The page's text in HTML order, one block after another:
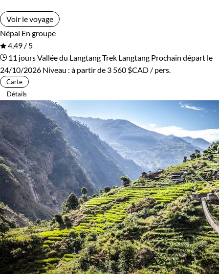
Voir le voyage
Népal En groupe
4,49 / 5
11 joursVallée du LangtangTrek Langtang Prochain départ le
24/10/2026 Niveau : à partir de 3 560 $CAD / pers.
Carte
Détails